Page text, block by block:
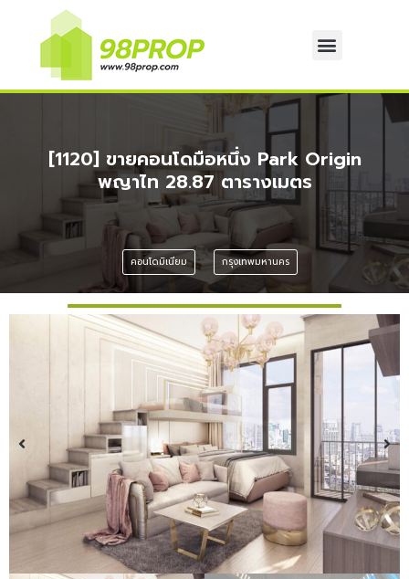
[1120] ขายคอนโดมือหนึ่ง Park Origin
พญาไท 28.87 ตารางเมตร
คอนโดมิเนียม กรุงเทพมหานคร